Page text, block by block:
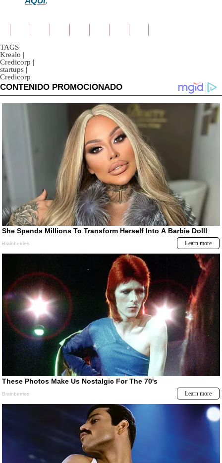
TAGS
Krealo |
Credicorp |
startups |
Credicorp